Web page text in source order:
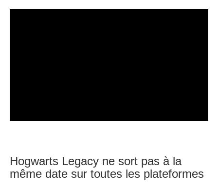
Hogwarts Legacy ne sort pas à la
même date sur toutes les plateformes